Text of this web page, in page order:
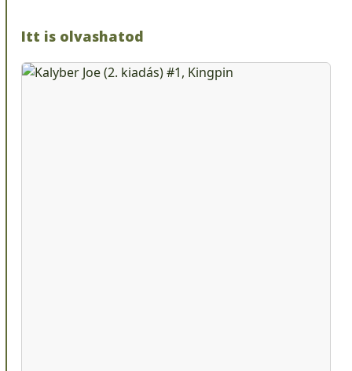
Itt is olvashatod